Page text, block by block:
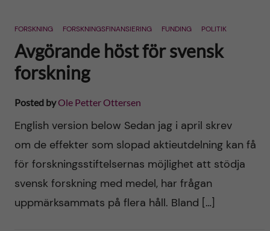
FORSKNING FORSKNINGSFINANSIERING FUNDING POLITIK
Avgörande höst för svensk
forskning
Posted byOle Petter Ottersen
English version below Sedan jag i april skrev
om de effekter som slopad aktieutdelning kan få
för forskningsstiftelsernas möjlighet att stödja
svensk forskning med medel, har frågan
uppmärksammats på flera håll. Bland […]